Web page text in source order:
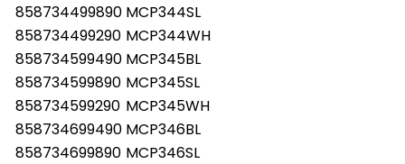
858734499890 MCP344SL
858734499290 MCP344WH
858734599490 MCP345BL
858734599890 MCP345SL
858734599290 MCP345WH
858734699490 MCP346BL
858734699890 MCP346SL